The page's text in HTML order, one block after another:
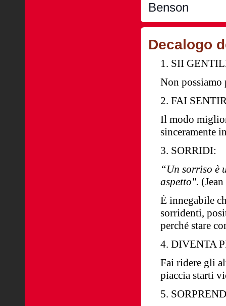
Benson
Decalogo
1. SII
Non possiamo
2. FAI
Il modo
sinceramente
3. SORRIDI:
“Un sorriso è
aspetto".
È innegabile
sorridenti,
perché stare
4. DIVENTA
Fai ridere gli
piaccia starti
5.